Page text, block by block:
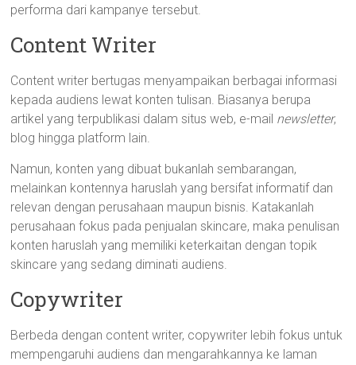
performa dari kampanye tersebut.
Content Writer
Content writer bertugas menyampaikan berbagai informasi
kepada audiens lewat konten tulisan. Biasanya berupa
artikel yang terpublikasi dalam situs web, e-mail newsletter,
blog hingga platform lain.
Namun, konten yang dibuat bukanlah sembarangan,
melainkan kontennya haruslah yang bersifat informatif dan
relevan dengan perusahaan maupun bisnis. Katakanlah
perusahaan fokus pada penjualan skincare, maka penulisan
konten haruslah yang memiliki keterkaitan dengan topik
skincare yang sedang diminati audiens.
Copywriter
Berbeda dengan content writer, copywriter lebih fokus untuk
mempengaruhi audiens dan mengarahkannya ke laman